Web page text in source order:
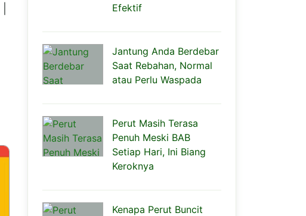
Efektif
Jantung Anda Berdebar
Saat Rebahan, Normal
atau Perlu Waspada
Perut Masih Terasa
Penuh Meski BAB
Setiap Hari, Ini Biang
Keroknya
Kenapa Perut Buncit